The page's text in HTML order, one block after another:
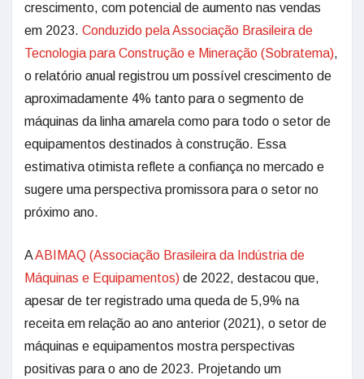
crescimento, com potencial de aumento nas vendas
em 2023. Conduzido pela Associação Brasileira de
Tecnologia para Construção e Mineração (Sobratema),
o relatório anual registrou um possível crescimento de
aproximadamente 4% tanto para o segmento de
máquinas da linha amarela como para todo o setor de
equipamentos destinados à construção. Essa
estimativa otimista reflete a confiança no mercado e
sugere uma perspectiva promissora para o setor no
próximo ano.
AABIMAQ (Associação Brasileira da Indústria de
Máquinas e Equipamentos) de 2022, destacou que,
apesar de ter registrado uma queda de 5,9% na
receita em relação ao ano anterior (2021), o setor de
máquinas e equipamentos mostra perspectivas
positivas para o ano de 2023. Projetando um